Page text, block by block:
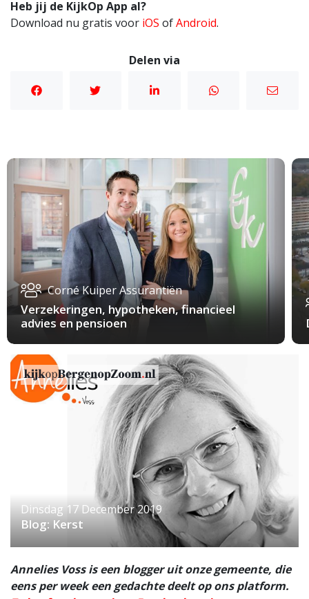
Heb jij de KijkOp App al?
Download nu gratis voor iOS ofAndroid.
Delen via
Corné Kuiper Assurantiën
Verzekeringen, hypotheken, financieel
advies en pensioen
Dinsdag 17 December 2019
Blog: Kerst
Annelies Voss is een blogger uit onze gemeente, die
eens per week een gedachte deelt op ons platform.